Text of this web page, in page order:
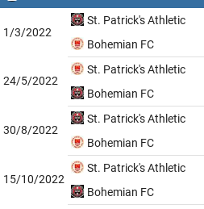
1/3/2022
St. Patrick's Athletic
Bohemian FC
24/5/2022
St. Patrick's Athletic
Bohemian FC
30/8/2022
St. Patrick's Athletic
Bohemian FC
15/10/2022
St. Patrick's Athletic
Bohemian FC